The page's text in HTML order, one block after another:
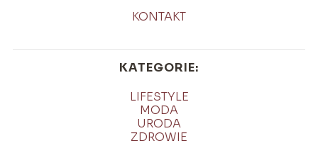
KONTAKT
KATEGORIE:
LIFESTYLE
MODA
URODA
ZDROWIE